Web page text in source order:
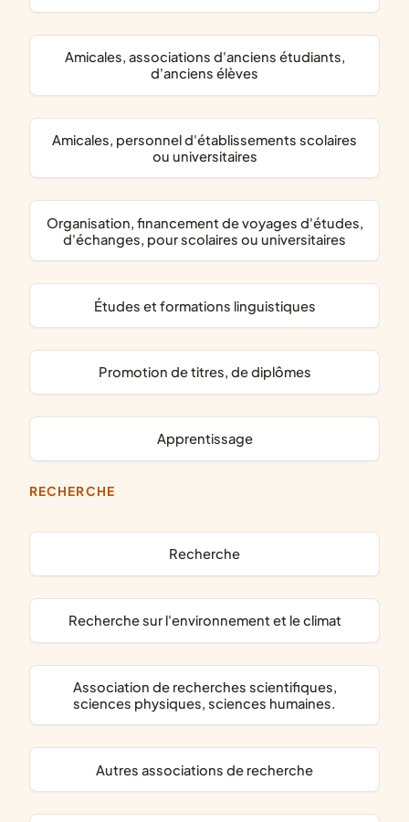
amicales, associations d'anciens étudiants,
d'anciens élèves
amicales, personnel d'établissements scolaires
ou universitaires
organisation, financement de voyages d'études,
d'échanges, pour scolaires ou universitaires
études et formations linguistiques
promotion de titres, de diplômes
apprentissage
RECHERCHE
recherche
recherche sur l'environnement et le climat
association de recherches scientifiques,
sciences physiques, sciences humaines.
autres associations de recherche